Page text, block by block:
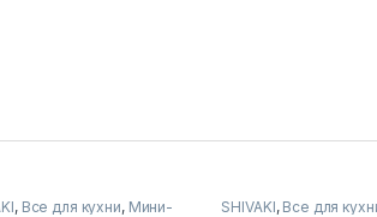
, Все для кухни, Мини-
SHIVAKI, Все для